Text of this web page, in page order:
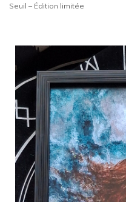
Seuil – Édition limitée